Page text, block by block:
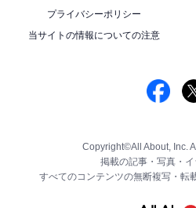
プライバシーポリシー
当サイトの情報についての注意
Copyright©All About, Inc.
掲載の記事・写真・イ
すべてのコンテンツの無断複写・転